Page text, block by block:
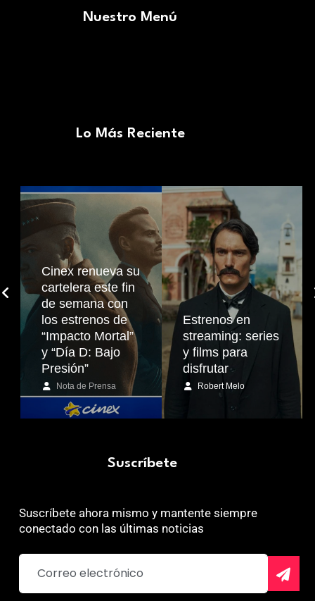
Nuestro Menú
Lo Más Reciente
Cinex renueva su
cartelera este fin
de semana con
los estrenos de
“Impacto Mortal”
y “Día D: Bajo
Presión”
Nota de Prensa
Estrenos en
streaming: series
y films para
disfrutar
Robert Melo
Suscríbete
Suscríbete ahora mismo y mantente siempre
conectado con las últimas noticias